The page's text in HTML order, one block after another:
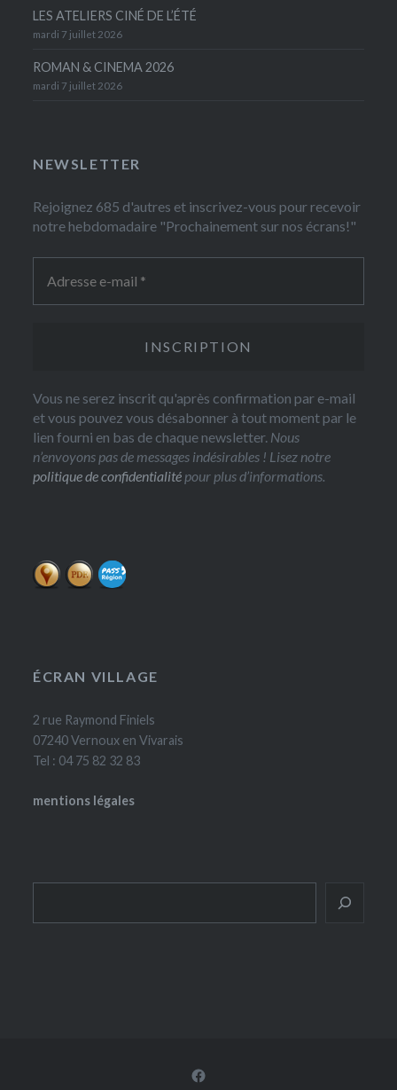
LES ATELIERS CINÉ DE L’ÉTÉ
mardi 7 juillet 2026
ROMAN & CINEMA 2026
mardi 7 juillet 2026
NEWSLETTER
Rejoignez 685 d'autres et inscrivez-vous pour recevoir
notre hebdomadaire "Prochainement sur nos écrans!"
Vous ne serez inscrit qu'après confirmation par e-mail
et vous pouvez vous désabonner à tout moment par le
lien fourni en bas de chaque newsletter. Nous
n’envoyons pas de messages indésirables ! Lisez notre
politique de confidentialité pour plus d’informations.
ÉCRAN VILLAGE
2 rue Raymond Finiels
07240 Vernoux en Vivarais
Tel : 04 75 82 32 83
mentions légales
Facebook